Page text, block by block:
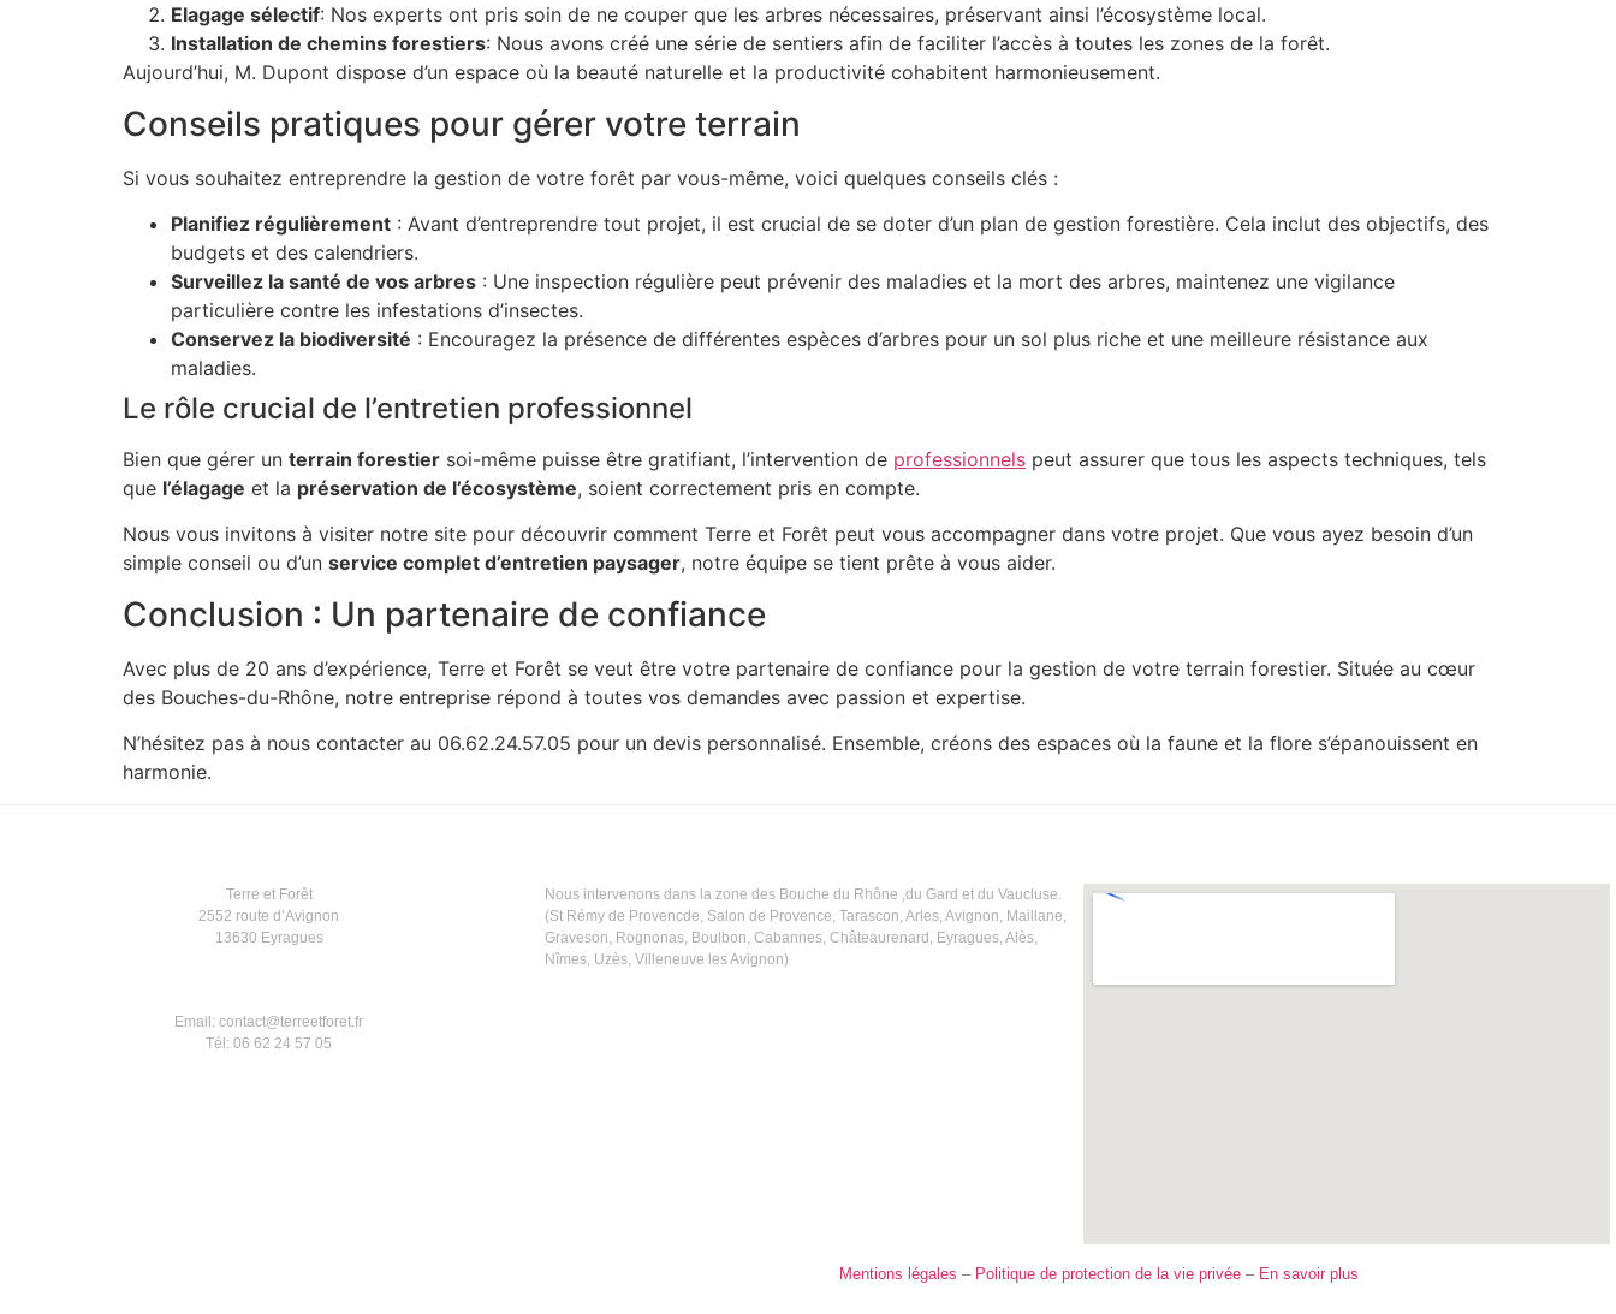
Elagage sélectif: Nos experts ont pris soin de ne couper que les arbres nécessaires, préservant ainsi l’écosystème local.
Installation de chemins forestiers: Nous avons créé une série de sentiers afin de faciliter l’accès à toutes les zones de la forêt.
Aujourd’hui, M. Dupont dispose d’un espace où la beauté naturelle et la productivité cohabitent harmonieusement.
Conseils pratiques pour gérer votre terrain
Si vous souhaitez entreprendre la gestion de votre forêt par vous-même, voici quelques conseils clés :
Planifiez régulièrement : Avant d’entreprendre tout projet, il est crucial de se doter d’un plan de gestion forestière. Cela inclut des objectifs, des
budgets et des calendriers.
Surveillez la santé de vos arbres : Une inspection régulière peut prévenir des maladies et la mort des arbres, maintenez une vigilance
particulière contre les infestations d’insectes.
Conservez la biodiversité : Encouragez la présence de différentes espèces d’arbres pour un sol plus riche et une meilleure résistance aux
maladies.
Le rôle crucial de l’entretien professionnel
Bien que gérer un terrain forestier soi-même puisse être gratifiant, l’intervention de professionnels peut assurer que tous les aspects techniques, tels
que l’élagage et la préservation de l’écosystème, soient correctement pris en compte.
Nous vous invitons à visiter notre site pour découvrir comment Terre et Forêt peut vous accompagner dans votre projet. Que vous ayez besoin d’un
simple conseil ou d’un service complet d’entretien paysager, notre équipe se tient prête à vous aider.
Conclusion : Un partenaire de confiance
Avec plus de 20 ans d’expérience, Terre et Forêt se veut être votre partenaire de confiance pour la gestion de votre terrain forestier. Située au cœur
des Bouches-du-Rhône, notre entreprise répond à toutes vos demandes avec passion et expertise.
N’hésitez pas à nous contacter au 06.62.24.57.05 pour un devis personnalisé. Ensemble, créons des espaces où la faune et la flore s’épanouissent en
harmonie.
Terre et Forêt
2552 route d’Avignon
13630 Eyragues
Email: contact@terreetforet.fr
Tél: 06 62 24 57 05
Nous intervenons dans la zone des Bouche du Rhône ,du Gard et du Vaucluse.
(St Rémy de Provencde, Salon de Provence, Tarascon, Arles, Avignon, Maillane,
Graveson, Rognonas, Boulbon, Cabannes, Châteaurenard, Eyragues, Alès,
Nîmes, Uzès, Villeneuve les Avignon)
Mentions légales – Politique de protection de la vie privée – En savoir plus